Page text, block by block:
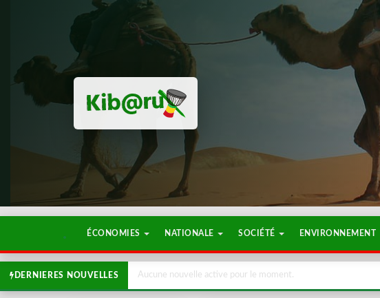
ÉCONOMIES NATIONALE SOCIÉTÉ ENVIRONNEMENT
DERNIERES NOUVELLES Aucune nouvelle active pour le moment.